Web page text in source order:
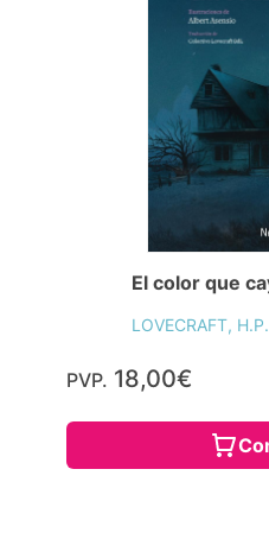
El color que
LOVECRAFT, H.P.
PVP. 18,00€